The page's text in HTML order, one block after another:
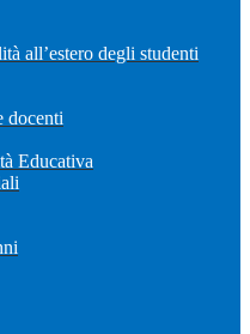
all’estero degli studenti
docenti
Educativa